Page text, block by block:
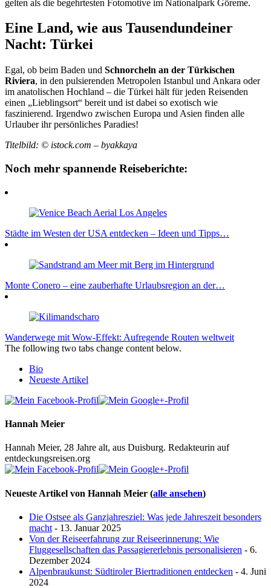
gelten als die begehrtesten Fotomotive im Nationalpark Göreme.
Eine Land, wie aus Tausendundeiner
Nacht: Türkei
Egal, ob beim Baden und Schnorcheln an der Türkischen
Riviera, in den pulsierenden Metropolen Istanbul und Ankara oder
im anatolischen Hochland – die Türkei hält für jeden Reisenden
einen „Lieblingsort“ bereit und ist dabei so exotisch wie
faszinierend. Irgendwo zwischen Europa und Asien finden alle
Urlauber ihr persönliches Paradies!
Titelbild: © istock.com – byakkaya
Noch mehr spannende Reiseberichte:
Städte im Westen der USA entdecken – Ideen und Tipps…
Monte Conero – eine zauberhafte Urlaubsregion an der…
Wanderwege mit Wow-Effekt: Aufregende Routen weltweit
The following two tabs change content below.
Bio
Neueste Artikel
Hannah Meier
Hannah Meier, 28 Jahre alt, aus Duisburg. Redakteurin auf
entdeckungsreisen.org
Neueste Artikel von Hannah Meier (alle ansehen)
Die Ostsee als Ganzjahresziel: Was jede Jahreszeit besonders
macht - 13. Januar 2025
Von der Reiseerfahrung zur Reiseerinnerung: Wie
Fluggesellschaften das Passagiererlebnis personalisieren - 6.
Dezember 2024
Alpenbraukunst: Südtiroler Biertraditionen entdecken - 4. Juni
2024